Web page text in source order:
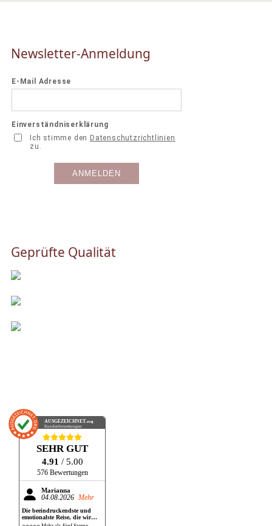
Newsletter-Anmeldung
Geprüfte Qualität
AUSGEZEICHNET.org
Kundenbewertungen
SEHR GUT
4.91 / 5.00
576 Bewertungen
Marianna
04.08.2026 Mehr
Die beeindruckendste und
emotionalste Reise, die wir
bisher gemacht haben!